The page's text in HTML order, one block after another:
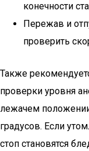
конечности
Пережав и
проверить
Также
проверки уровня
лежачем
градусов. Если
стоп становятся